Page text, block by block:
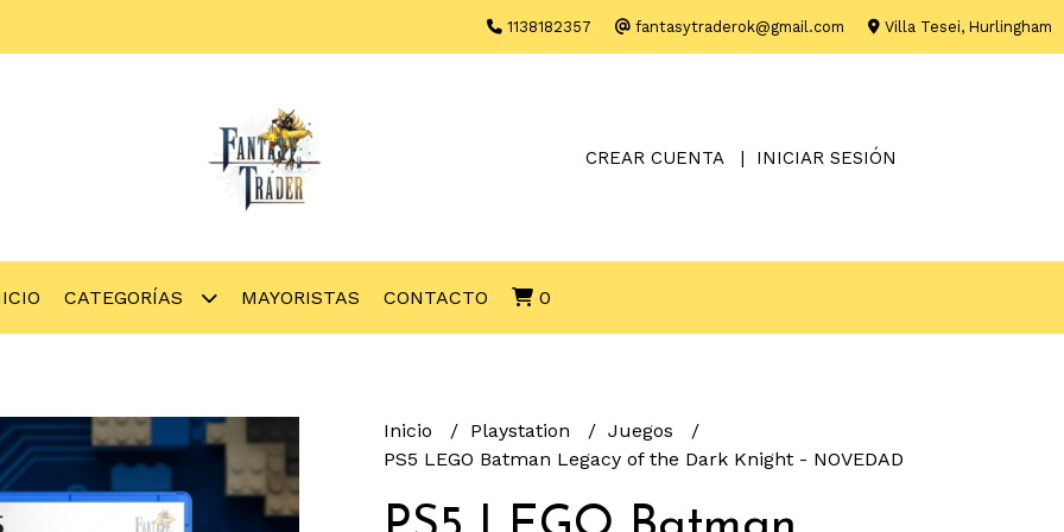
1138182357 fantasytraderok@gmail.com Villa Tesei, Hurlingham
CREAR CUENTA INICIAR SESIÓN
CATEGORÍAS MAYORISTAS CONTACTO 0
Inicio Playstation
Juegos
PS5 LEGO Batman Legacy of the Dark Knight - NOVEDAD